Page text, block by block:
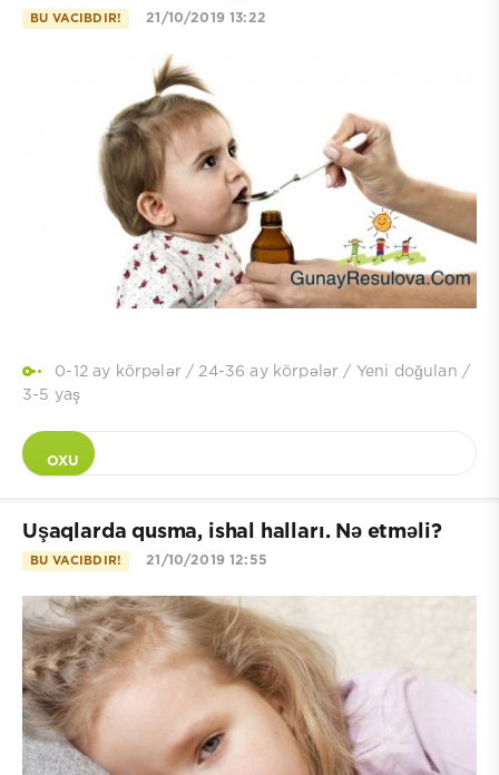
BU VACIBDIR! 21/10/2019 13:22
0-12 ay körpələr/ 24-36 ay körpələr / Yeni doğulan /
3-5 yaş
OXU
Uşaqlarda qusma, ishal halları. Nə etməli?
BU VACIBDIR! 21/10/2019 12:55